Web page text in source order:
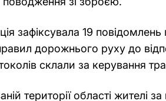
зафіксувала 19
дорожнього руху до
склали за керування
території області жителі